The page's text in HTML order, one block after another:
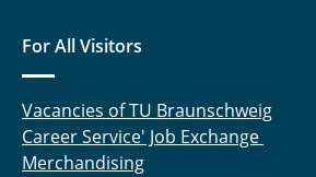
For All Visitors
Vacancies of TU Braunschweig
Career Service' Job Exchange
Merchandising